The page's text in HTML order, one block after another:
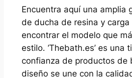
Encuentra aquí una amplia
de ducha de resina y carga
encontrar el modelo que
estilo. ‘Thebath.es’ es una
confianza de productos de
diseño se une con la